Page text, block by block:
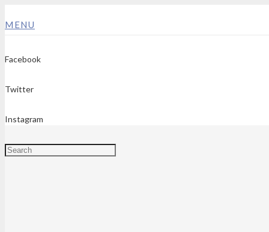
MENU
Facebook
Twitter
Instagram